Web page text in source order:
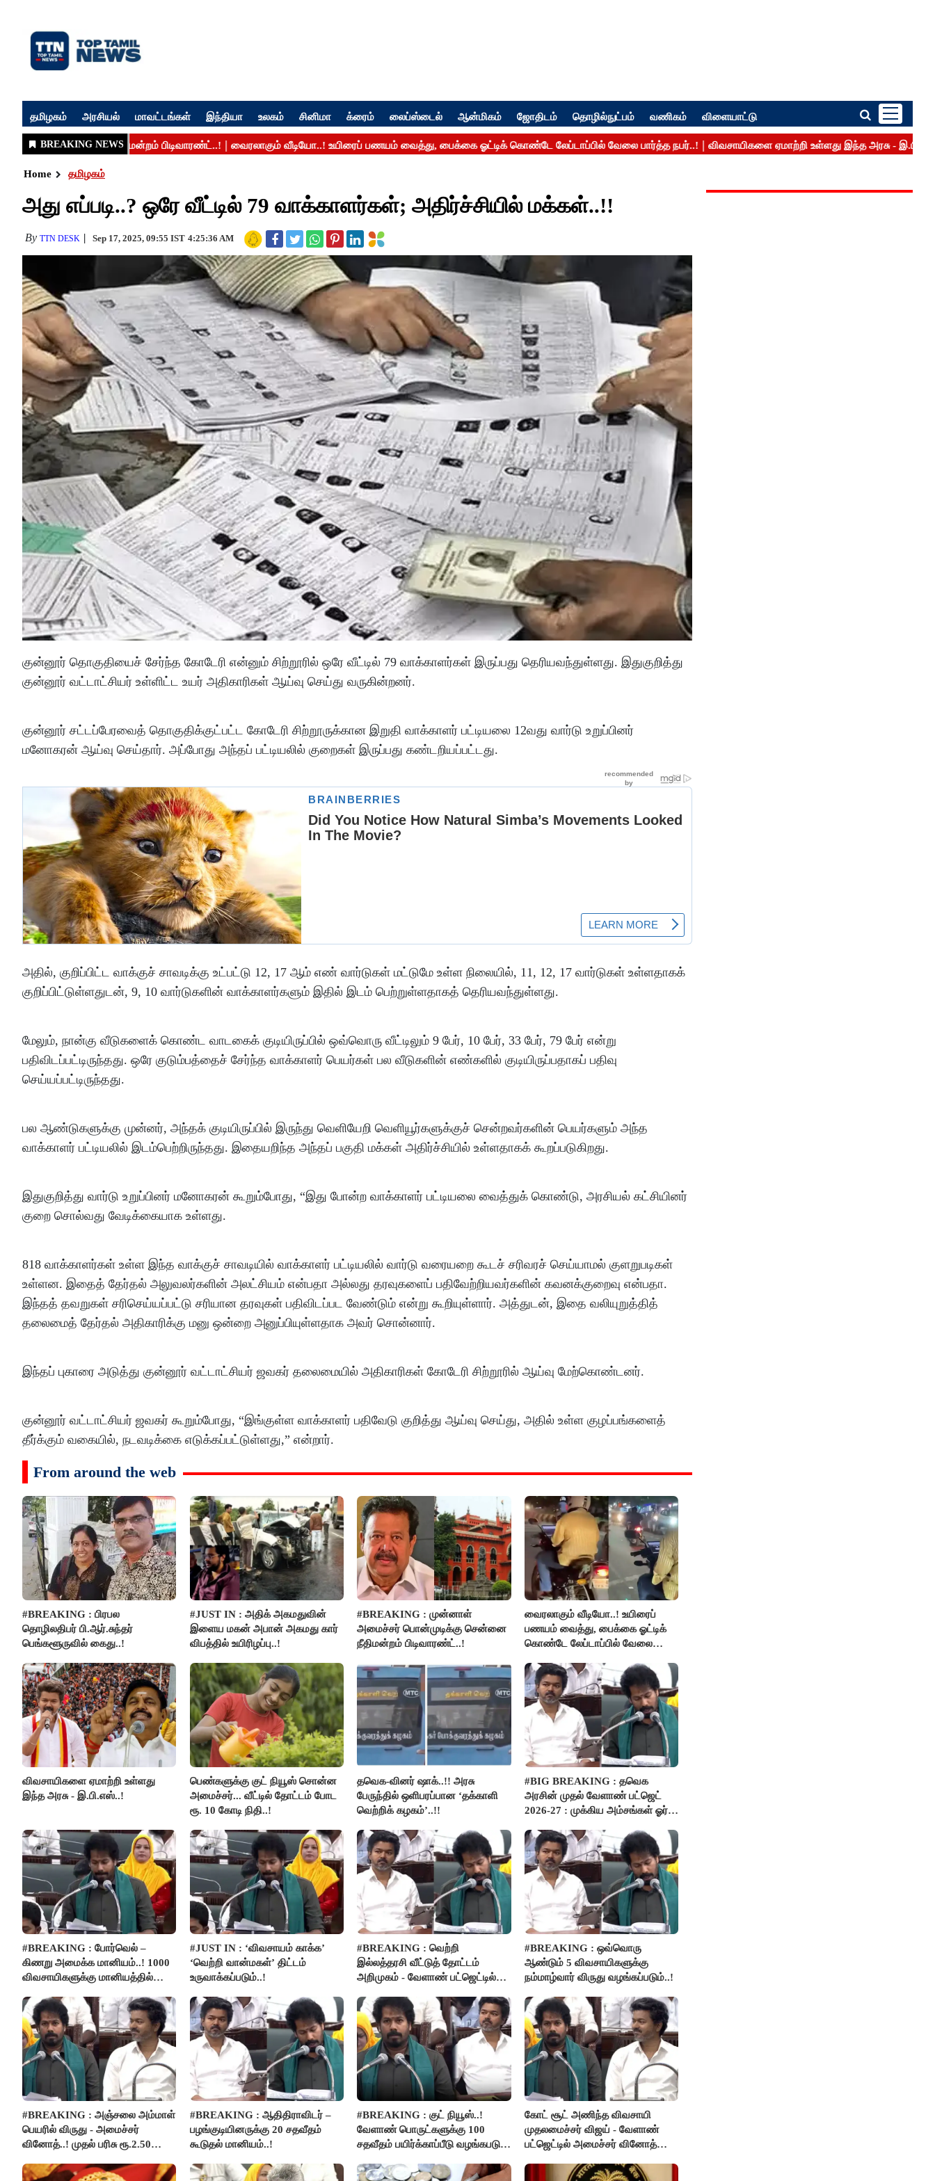
தமிழகம் அரசியல் மாவட்டங்கள் இந்தியா உலகம் சினிமா க்ரைம் லைப்ஸ்டைல் ஆன்மிகம் ஜோதிடம் தொழில்நுட்பம் வணிகம் விளையாட்டு
Home தமிழகம்
அது எப்படி..? ஒரே வீட்டில் 79 வாக்காளர்கள்; அதிர்ச்சியில் மக்கள்..!!
By TTN DESK Sep 17, 2025, 09:55 IST 4:25:36 AM
குன்னூர் தொகுதியைச் சேர்ந்த கோடேரி என்னும் சிற்றூரில் ஒரே வீட்டில் 79 வாக்காளர்கள் இருப்பது தெரியவந்துள்ளது. இதுகுறித்து
குன்னூர் வட்டாட்சியர் உள்ளிட்ட உயர் அதிகாரிகள் ஆய்வு செய்து வருகின்றனர்.
குன்னூர் சட்டப்பேரவைத் தொகுதிக்குட்பட்ட கோடேரி சிற்றூருக்கான இறுதி வாக்காளர் பட்டியலை 12வது வார்டு உறுப்பினர்
மனோகரன் ஆய்வு செய்தார். அப்போது அந்தப் பட்டியலில் குறைகள் இருப்பது கண்டறியப்பட்டது.
அதில், குறிப்​பிட்ட வாக்​குச் சாவடிக்கு உட்​பட்டு 12, 17 ஆம் எண் வார்​டு​கள் மட்​டுமே உள்ள நிலை​யில், 11, 12, 17 வார்​டு​கள் உள்​ள​தாகக்
குறிப்​பிட்​டுள்​ளதுடன், 9, 10 வார்​டு​களின் வாக்​காளர்​களும் இதில் இடம் பெற்​றுள்​ள​தாகத் தெரியவந்​துள்ளது.
மேலும், நான்கு வீடுகளைக் கொண்ட வாடகைக் குடியிருப்பில் ஒவ்வொரு வீட்டிலும் 9 பேர், 10 பேர், 33 பேர், 79 பேர் என்று
பதிவிடப்பட்டிருந்தது. ஒரே குடும்பத்தைச் சேர்ந்த வாக்காளர் பெயர்கள் பல வீடுகளின் எண்களில் குடியிருப்பதாகப் பதிவு
செய்யப்பட்டிருந்தது.
பல ஆண்டுகளுக்கு முன்னர், அந்தக் குடியிருப்பில் இருந்து வெளியேறி வெளியூர்களுக்குச் சென்றவர்களின் பெயர்களும் அந்த
வாக்காளர் பட்டியலில் இடம்பெற்றிருந்தது. இதையறிந்த அந்தப் பகுதி மக்கள் அதிர்ச்சியில் உள்ளதாகக் கூறப்படுகிறது.
இதுகுறித்து வார்டு உறுப்பினர் மனோகரன் கூறும்போது, “இது போன்ற வாக்​காளர் பட்​டியலை வைத்துக் கொண்​டு, அரசி​யல் கட்​சி​யினர்
குறை சொல்​வது வேடிக்​கை​யாக உள்​ளது.
818 வாக்​காளர்​கள் உள்ள இந்த வாக்​குச் சாவடி​யில் வாக்​காளர் பட்​டியலில் வார்டு வரையறை கூடச் சரிவரச் செய்​யாமல் குளறு​படிகள்
உள்ளன. இதைத் தேர்தல் அலுவலர்களின் அலட்சியம் என்பதா அல்லது தரவுகளைப் பதிவேற்றியவர்களின் கவனக்குறைவு என்பதா.
இந்தத் தவறுகள் சரிசெய்யப்பட்டு சரியான தரவுகள் பதிவிடப்பட வேண்டும் என்று கூறியுள்ளார். அத்துடன், இதை வலியுறுத்தித்
தலைமைத் தேர்தல் அதிகாரிக்கு மனு ஒன்றை அனுப்பியுள்ளதாக அவர் சொன்னார்.
இந்தப் புகாரை அடுத்து குன்​னூர் வட்​டாட்​சி​யர் ஜவகர் தலை​மை​யில் அதி​காரி​கள் கோடேரி சிற்றூரில் ஆய்வு மேற்கொண்டனர்.
குன்​னூர் வட்​டாட்​சி​யர் ஜவகர் கூறும்போது, “இங்குள்ள வாக்​காளர் பதிவேடு குறித்து ஆய்வு செய்​து, அதில் உள்ள குழப்​பங்​களைத்
தீர்க்​கும் வகை​யில், நடவடிக்கை எடுக்​கப்​பட்​டுள்​ளது,” என்​றார்.
From around the web
#BREAKING : பிரபல
தொழிலதிபர் பி.ஆர்.சுந்தர்
பெங்களூருவில் கைது..!
#JUST IN : அதிக் அகமதுவின்
இளைய மகன் அபான் அகமது கார்
விபத்தில் உயிரிழப்பு..!
#BREAKING : முன்னாள்
அமைச்சர் பொன்முடிக்கு சென்னை
நீதிமன்றம் பிடிவாரண்ட்..!
வைரலாகும் வீடியோ..! உயிரைப்
பணயம் வைத்து, பைக்கை ஓட்டிக்
கொண்டே லேப்டாப்பில் வேலை
விவசாயிகளை ஏமாற்றி உள்ளது
இந்த அரசு - இ.பி.எஸ்..!
பெண்களுக்கு குட் நியூஸ் சொன்ன
அமைச்சர்... வீட்டில் தோட்டம் போட
ரூ. 10 கோடி நிதி..!
தவெக-வினர் ஷாக்..!! அரசு
பேருந்தில் ஒளிபரப்பான ‘தக்காளி
வெற்றிக் கழகம்’..!!
#BIG BREAKING : தவெக
அரசின் முதல் வேளாண் பட்ஜெட்
2026-27 : முக்கிய அம்சங்கள் ஓர்
#BREAKING : போர்வெல் –
கிணறு அமைக்க மானியம்..! 1000
விவசாயிகளுக்கு மானியத்தில்
#JUST IN : ‘விவசாயம் காக்க’
‘வெற்றி வான்மகள்’ திட்டம்
உருவாக்கப்படும்..!
#BREAKING : வெற்றி
இல்லத்தரசி வீட்டுத் தோட்டம்
அறிமுகம் - வேளாண் பட்ஜெட்டில்
#BREAKING : ஒவ்வொரு
ஆண்டும் 5 விவசாயிகளுக்கு
நம்மாழ்வார் விருது வழங்கப்படும்..!
#BREAKING : அஞ்சலை அம்மாள்
பெயரில் விருது - அமைச்சர்
வினோத்..! முதல் பரிசு ரூ.2.50
#BREAKING : ஆதிதிராவிடர் –
பழங்குடியினருக்கு 20 சதவீதம்
கூடுதல் மானியம்..!
#BREAKING : குட் நியூஸ்..!
வேளாண் பொருட்களுக்கு 100
சதவீதம் பயிர்க்காப்பீடு வழங்கபடும்
கோட் சூட் அணிந்த விவசாயி
முதலமைச்சர் விஜய் - வேளாண்
பட்ஜெட்டில் அமைச்சர் வினோத்